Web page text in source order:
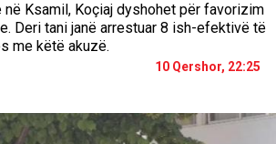
Ksamil, Koçiaj dyshohet për favorizim
Deri tani janë arrestuar 8 ish-efektivë të
me këtë akuzë.
10 Qershor, 22:25